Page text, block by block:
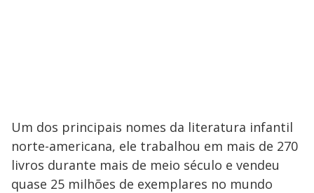
Um dos principais nomes da literatura infantil
norte-americana, ele trabalhou em mais de 270
livros durante mais de meio século e vendeu
quase 25 milhões de exemplares no mundo